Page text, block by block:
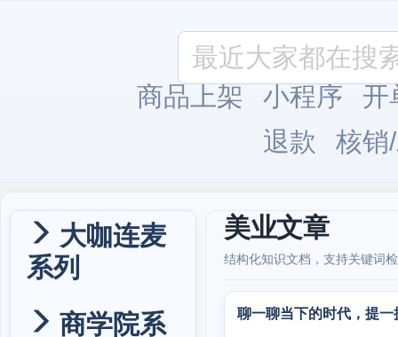
商品上架 小程序
开
退款
核销
大咖连麦
系列
商学院系
美业文章
结构化知识文档，支持关键词
聊一聊当下的时代，提